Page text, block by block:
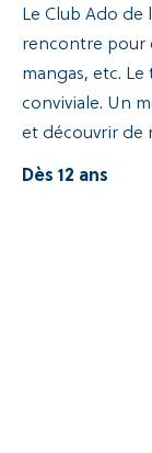
Le Club Ado de
rencontre pour
mangas, etc.
conviviale. Un
et découvrir de
Dès 12 ans